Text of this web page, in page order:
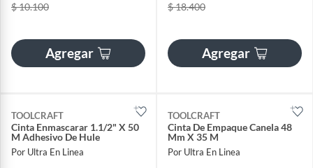
$ 10.100
Agregar
$ 18.400
Agregar
TOOLCRAFT
Cinta Enmascarar 1.1/2" X 50
M Adhesivo De Hule
Por Ultra En Linea
TOOLCRAFT
Cinta De Empaque Canela 48
Mm X 35 M
Por Ultra En Linea